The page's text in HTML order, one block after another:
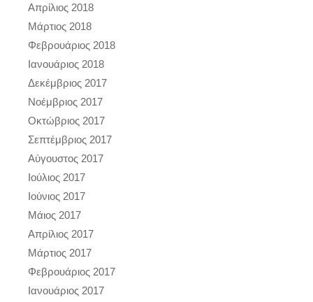
Απρίλιος 2018
Μάρτιος 2018
Φεβρουάριος 2018
Ιανουάριος 2018
Δεκέμβριος 2017
Νοέμβριος 2017
Οκτώβριος 2017
Σεπτέμβριος 2017
Αύγουστος 2017
Ιούλιος 2017
Ιούνιος 2017
Μάιος 2017
Απρίλιος 2017
Μάρτιος 2017
Φεβρουάριος 2017
Ιανουάριος 2017